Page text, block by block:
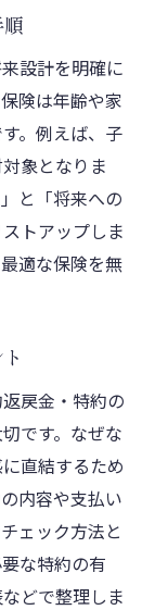
順
設計を明確に
険は年齢や家
。例えば、子
象となりま
と「将来への
トアップしま
適な保険を無
戻金・特約の
です。なぜな
直結するため
内容や支払い
ェック方法と
な特約の有
どで整理しま